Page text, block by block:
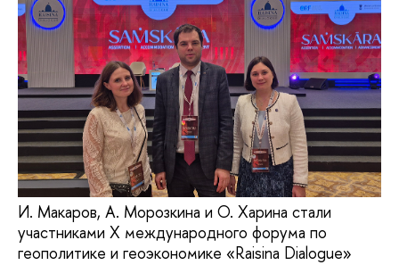
И. Макаров, А. Морозкина и О. Харина стали
участниками X международного форума по
геополитике и геоэкономике «Raisina Dialogue»